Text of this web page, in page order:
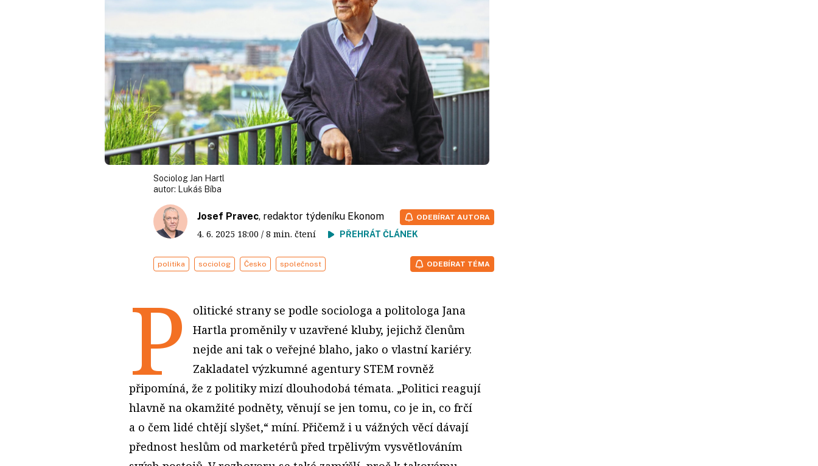
Sociolog Jan Hartl
autor: Lukáš Bíba
Josef Pravec, redaktor týdeníku Ekonom
4. 6. 2025 18:00 / 8 min. čtení PŘEHRÁT ČLÁNEK
ODEBÍRAT AUTORA
politika sociolog Česko společnost ODEBÍRAT TÉMA
P
olitické strany se podle sociologa a politologa Jana
Hartla proměnily v uzavřené kluby, jejichž členům
nejde ani tak o veřejné blaho, jako o vlastní kariéry.
Zakladatel výzkumné agentury STEM rovněž
připomíná, že z politiky mizí dlouhodobá témata. „Politici reagují
hlavně na okamžité podněty, věnují se jen tomu, co je in, co frčí
a o čem lidé chtějí slyšet,“ míní. Přičemž i u vážných věcí dávají
přednost heslům od marketérů před trpělivým vysvětlováním